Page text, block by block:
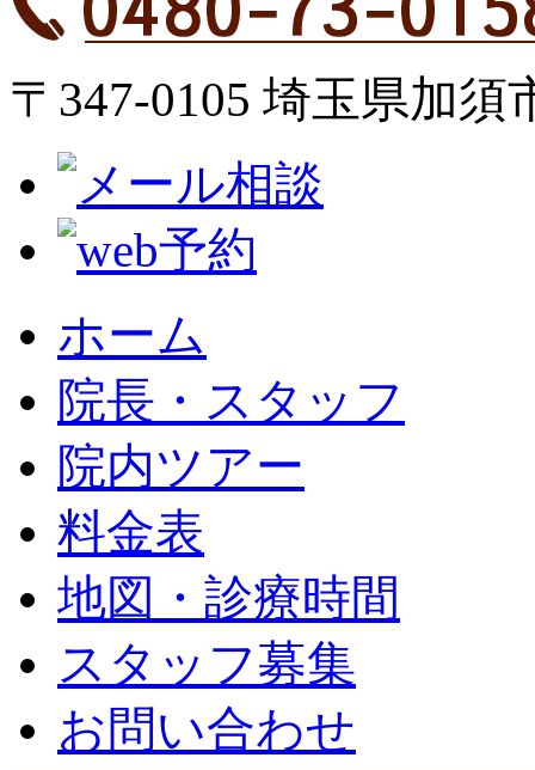
〒347-0105 埼玉県加須
ホーム
院長・スタッフ
院内ツアー
料金表
地図・診療時間
スタッフ募集
お問い合わせ